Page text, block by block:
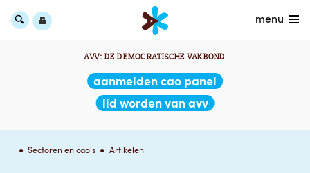
aanmelden cao panel
lid worden van avv
menu
AVV: DE DEMOCRATISCHE VAKBOND
Sectoren en cao's Artikelen